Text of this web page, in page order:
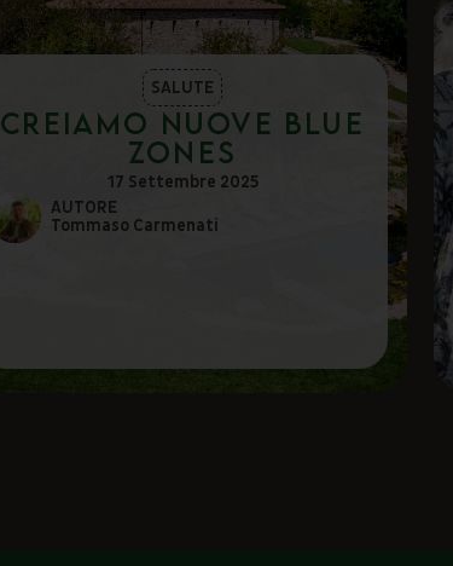
SALUTE
Creiamo nuove Blue
Zones
17 Settembre 2025
AUTORE
Tommaso Carmenati